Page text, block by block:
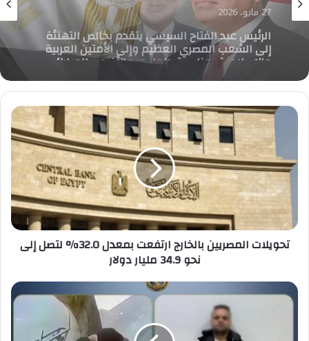
24 مايو، 2026
حسام حنفى مدير عام الاتحاد التعاونى
الإستهلاكى يهنئ الرئيس عبد الفتاح السيسي
والشعب المصري بعيد الاضحي المبارك
تحويلات
المصريين
بالخارج
ارتفعت
بمعدل
32.0%
لتصل
إلى
نحو
34.9
تحويلات المصريين بالخارج ارتفعت بمعدل 32.0% لتصل إلى
نحو 34.9 مليار دولار
الداخلية
تقبض